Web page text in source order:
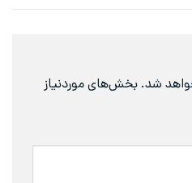
شد. بخش‌های موردنیاز